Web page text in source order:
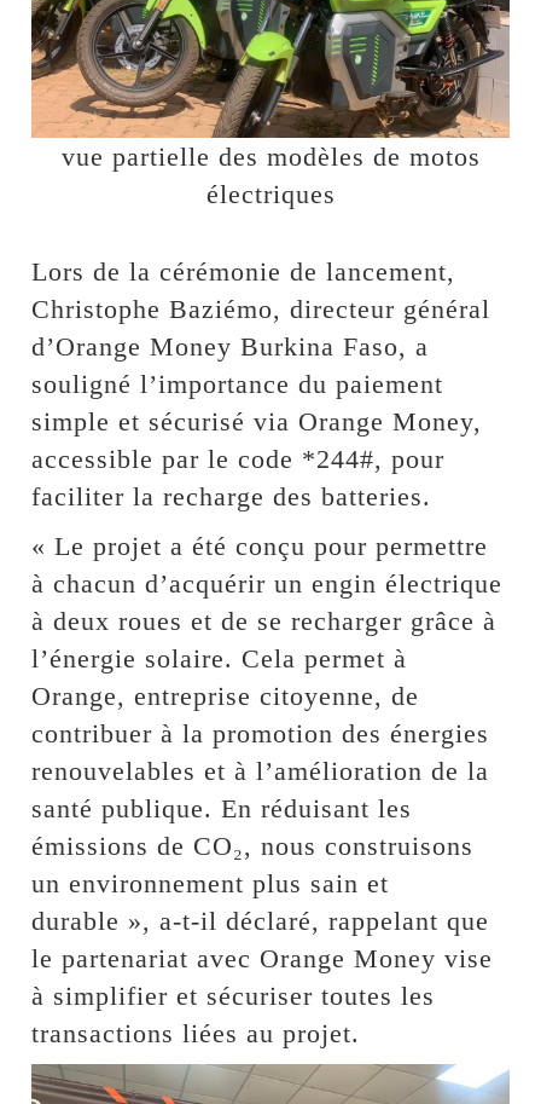
vue partielle des modèles de motos
électriques
Lors de la cérémonie de lancement,
Christophe Baziémo, directeur général
d’Orange Money Burkina Faso, a
souligné l’importance du paiement
simple et sécurisé via Orange Money,
accessible par le code *244#, pour
faciliter la recharge des batteries.
« Le projet a été conçu pour permettre
à chacun d’acquérir un engin électrique
à deux roues et de se recharger grâce à
l’énergie solaire. Cela permet à
Orange, entreprise citoyenne, de
contribuer à la promotion des énergies
renouvelables et à l’amélioration de la
santé publique. En réduisant les
émissions de CO₂, nous construisons
un environnement plus sain et
durable », a-t-il déclaré, rappelant que
le partenariat avec Orange Money vise
à simplifier et sécuriser toutes les
transactions liées au projet.